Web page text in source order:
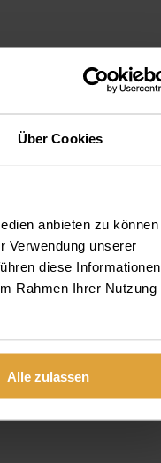
Über Cookies
anbieten zu können
Verwendung unserer
diese Informationen
Rahmen Ihrer Nutzung
Alle zulassen